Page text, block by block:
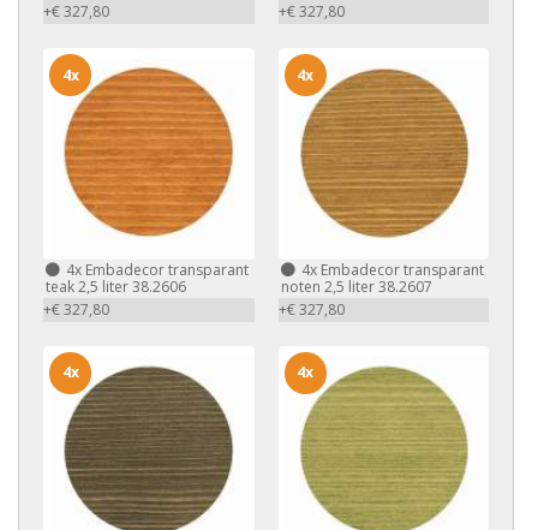
+€ 327,80
+€ 327,80
4x Embadecor transparant
teak 2,5 liter 38.2606
+€ 327,80
4x
4xEmbadecor transparant
noten 2,5 liter 38.2607
+€ 327,80
4x
4x 4x